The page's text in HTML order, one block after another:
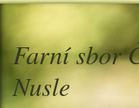
Farní sbor
Nusle